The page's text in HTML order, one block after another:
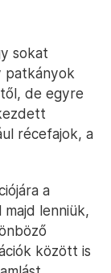
sokat
patkányok
de egyre
récefajok, a
a
lenniük,
között is